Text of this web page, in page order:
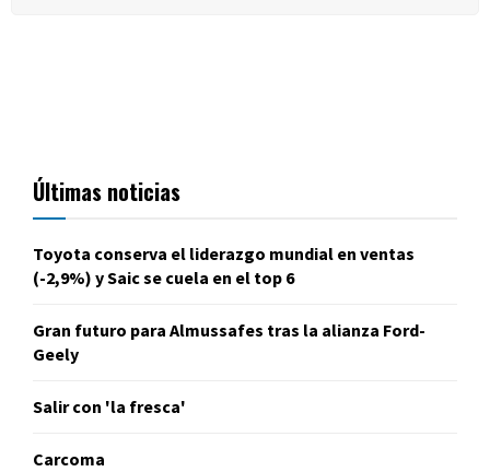
Últimas noticias
Toyota conserva el liderazgo mundial en ventas
(-2,9%) y Saic se cuela en el top 6
Gran futuro para Almussafes tras la alianza Ford-
Geely
Salir con 'la fresca'
Carcoma